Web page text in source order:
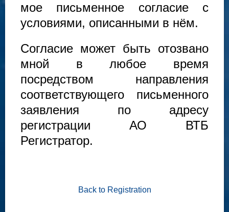
мое письменное согласие с
условиями, описанными в нём.
Согласие может быть отозвано
мной в любое время
посредством направления
соответствующего письменного
заявления по адресу
регистрации АО ВТБ
Регистратор.
Back to Registration